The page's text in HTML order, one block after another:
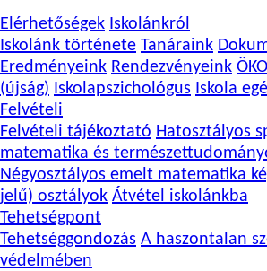
Elérhetőségek Iskolánkról
Iskolánk története Tanáraink
Eredményeink Rendezvényeink
(újság) Iskolapszichológus Iskola
Felvételi
Felvételi tájékoztató Hatosztályos
matematika és
Négyosztályos emelt matematika
jelű) osztályok Átvétel iskolánkba
Tehetségpont
Tehetséggondozás A haszontalan
védelmében